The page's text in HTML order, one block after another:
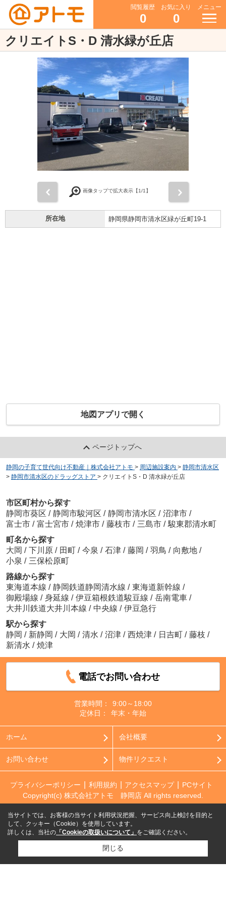
閲覧履歴
0
お気に入り
0
メニュー
クリエイトS・D 清水緑が丘店
画像タップで拡大表示【1/1】
所在地 静岡県静岡市清水区緑が丘町19-1
地図アプリで開く
ページトップへ
静岡の子育て世代向け不動産｜株式会社アトモ > 周辺施設案内 > 静岡市清水区
> 静岡市清水区のドラッグストア > クリエイトS・D 清水緑が丘店
市区町村から探す
静岡市葵区 / 静岡市駿河区 / 静岡市清水区 / 沼津市 /
富士市 / 富士宮市 / 焼津市 / 藤枝市 / 三島市 / 駿東郡清水町
町名から探す
大岡 / 下川原 / 田町 / 今泉 / 石津 / 藤岡 / 羽鳥 / 向敷地 /
小泉 / 三保松原町
路線から探す
東海道本線 / 静岡鉄道静岡清水線 / 東海道新幹線 /
御殿場線 / 身延線 / 伊豆箱根鉄道駿豆線 / 岳南電車 /
大井川鉄道大井川本線 / 中央線 / 伊豆急行
駅から探す
静岡 / 新静岡 / 大岡 / 清水 / 沼津 / 西焼津 / 日吉町 / 藤枝 /
新清水 / 焼津
電話でお問い合わせ
営業時間：
9:00～18:00
定休日：
年末・年始
ホーム 会社概要
お問い合わせ 物件リクエスト
プライバシーポリシー 利用規約 アクセスマップ
PCサイト
Copyright(c) 株式会社アトモ 静岡店 All rights reserved.
当サイトでは、お客様の当サイト利用状況把握、サービス向上検討を目的と
して、クッキー（Cookie）を使用しています。
詳しくは、当社の 「Cookieの取扱いについて」 をご確認ください。
閉じる